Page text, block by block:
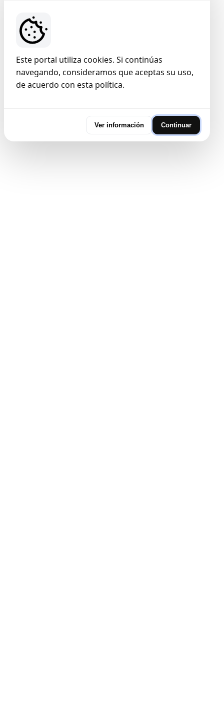
Este portal utiliza cookies. Si continúas
navegando, consideramos que aceptas su uso,
de acuerdo con esta política.
Ver información Continuar